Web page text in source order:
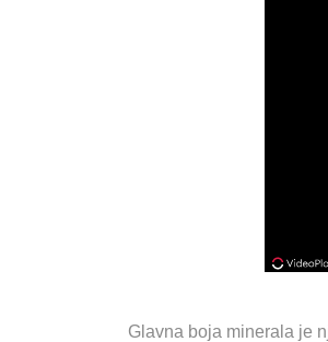
Glavna boja minerala je